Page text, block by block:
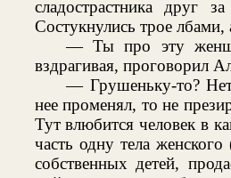
сладострастника друг
Состукнулись трое
— Ты про эту
вздрагивая, проговорил
— Грушеньку-то?
нее променял, то не
Тут влюбится человек в
часть одну тела
собственных детей,